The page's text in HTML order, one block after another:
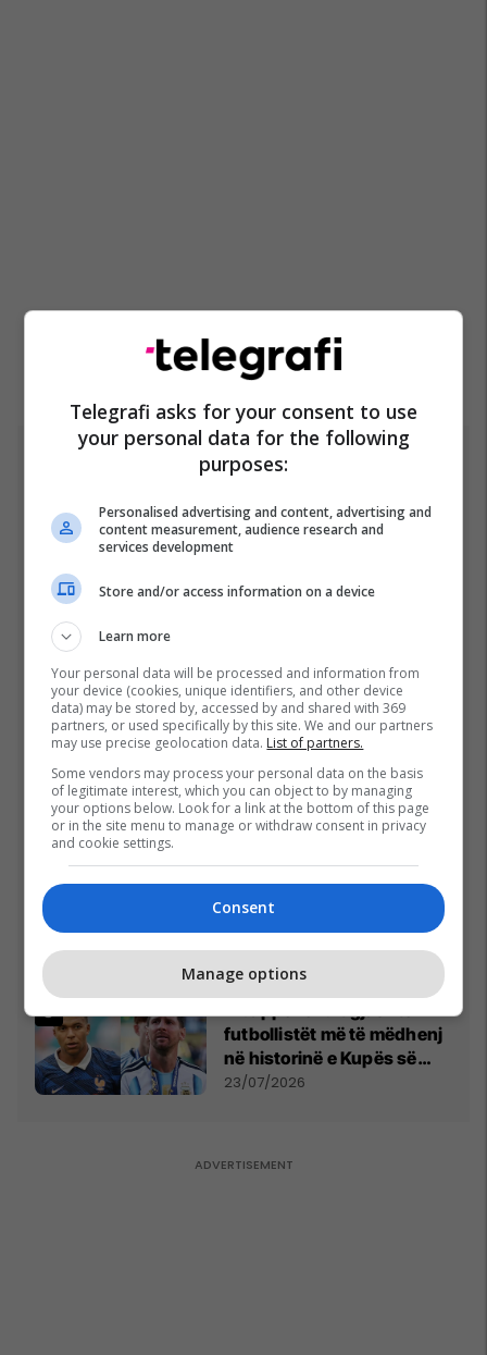
Fjalët e para të Joshuas
pas fitores me nokaut ndaj
26/07/2026
ukrainase urdhëron
kontroll të madh
26/07/2026
miliona euro në xhep,
zbulohet sa fituan Joshua
e Prenga
26/07/2026
Vëllai iu etiketua si pjesëtar
i grupit të Arkanit, Drejtori i
Ekonomisë në Prizren
mohon pretendimet
futbollistët më të mëdhenj
në historinë e Kupës së
Botës, Messi mbetet i dyti
23/07/2026
Telegrafi asks for your consent to use
your personal data for the following
purposes:
Personalised advertising and content, advertising and
content measurement, audience research and
services development
Store and/or access information on a device
Learn more
Your personal data will be processed and information from
your device (cookies, unique identifiers, and other device
data) may be stored by, accessed by and shared with 369
partners, or used specifically by this site. We and our partners
may use precise geolocation data. List of partners.
Some vendors may process your personal data on the basis
of legitimate interest, which you can object to by managing
your options below. Look for a link at the bottom of this page
or in the site menu to manage or withdraw consent in privacy
and cookie settings.
Consent
Manage options